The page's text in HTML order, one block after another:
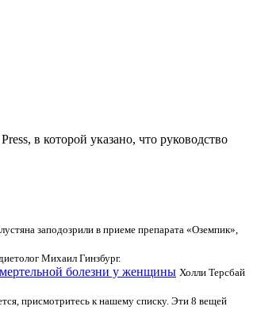
в которой указано, что руководство
заподозрили в приеме препарата «Оземпик»,
Михаил Гинзбург.
болезни у женщины Холли Терсбай
присмотритесь к нашему списку. Эти 8 вещей